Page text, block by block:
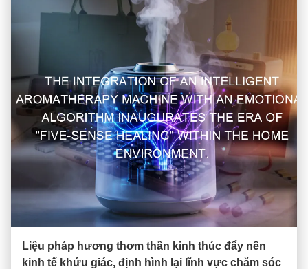
Liệu pháp hương thơm thần kinh thúc đẩy nền
kinh tế khứu giác, định hình lại lĩnh vực chăm sóc